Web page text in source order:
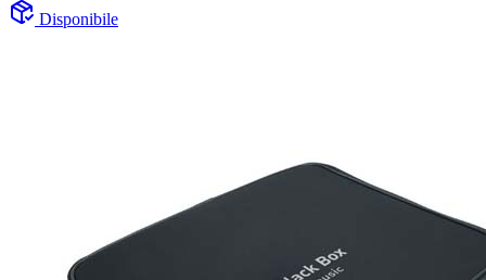
Disponibile